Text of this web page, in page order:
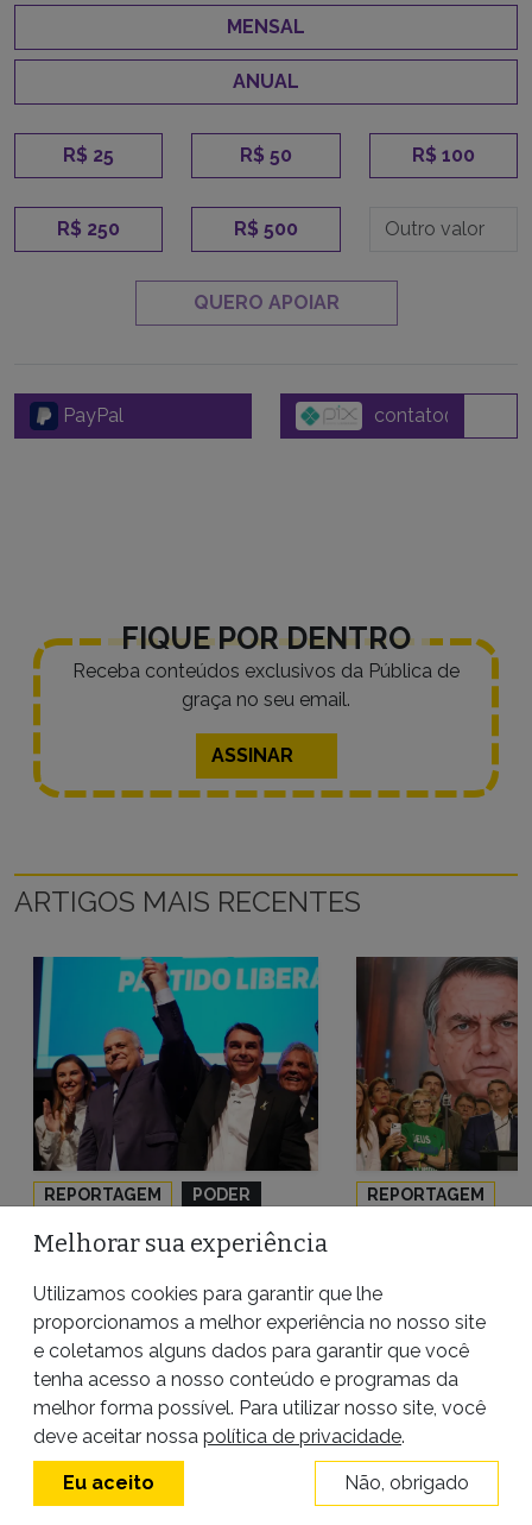
MENSAL
ANUAL
R$ 25 R$ 50 R$ 100
R$ 250 R$ 500
QUERO APOIAR
PayPal
FIQUE POR DENTRO
Receba conteúdos exclusivos da Pública de
graça no seu email.
ASSINAR
ARTIGOS MAIS RECENTES
REPORTAGEM PODER
Após pressão por
uma vice mulher, PL
fecha chapa apenas
com homens
5 de agosto de 2026|PorMaira
REPORTAGEM
Eleições:
não é o
para
conteúdos
redes
5 de agosto de 2026
Melhorar sua experiência
Utilizamos cookies para garantir que lhe
proporcionamos a melhor experiência no nosso site
e coletamos alguns dados para garantir que você
tenha acesso a nosso conteúdo e programas da
melhor forma possível. Para utilizar nosso site, você
deve aceitar nossa política de privacidade.
Eu aceito Não, obrigado